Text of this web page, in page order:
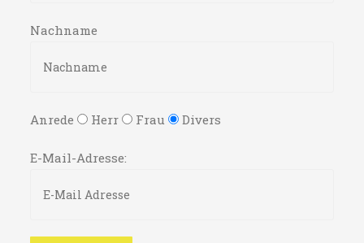
Nachname
Anrede Herr Frau Divers
E-Mail-Adresse: